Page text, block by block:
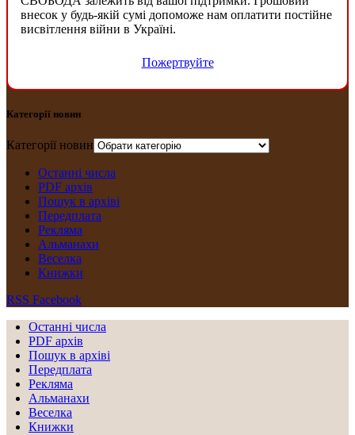
внесок у будь-якій сумі допоможе нам оплатити постійне
висвітлення війни в Україні.
Пожертвуйте
Категорії новин
Категорії новин
Останні числа
PDF архів
Пошук в архіві
Передплата
Рекляма
Альманахи
Веселка
Книжки
RSS Facebook
Останні числа
PDF архів
Пошук в архіві
Передплата
Рекляма
Альманахи
Веселка
Книжки